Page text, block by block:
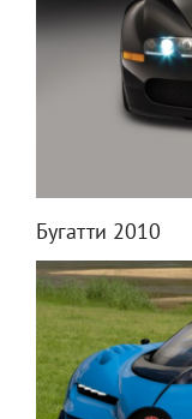
Бугатти 2010